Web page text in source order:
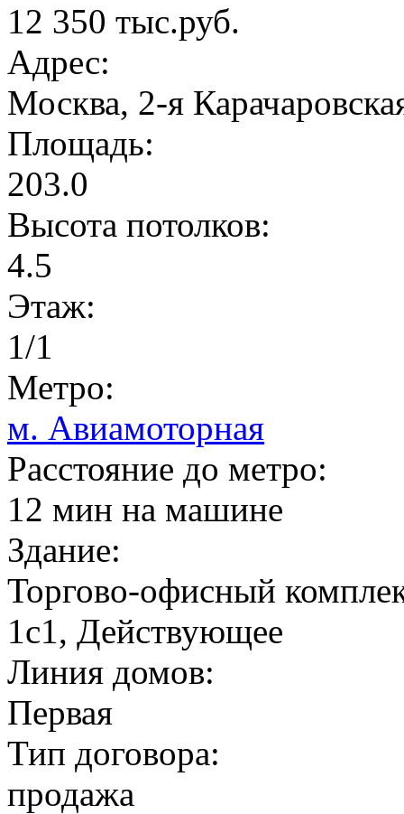
12 350 тыс.руб.
Адрес:
Москва, 2-я
Площадь:
203.0
Высота потолков:
4.5
Этаж:
1/1
Метро:
м. Авиамоторная
Расстояние до метро:
12 мин на машине
Здание:
Торгово-офисный
1с1, Действующее
Линия домов:
Первая
Тип договора:
продажа